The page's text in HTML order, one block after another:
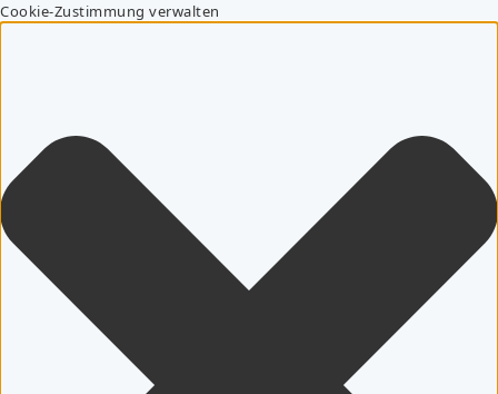
Cookie-Zustimmung verwalten